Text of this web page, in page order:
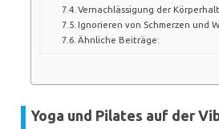
Vernachlässigung der
Ignorieren von Schmerzen und
Ähnliche Beiträge:
Yoga und Pilates auf der